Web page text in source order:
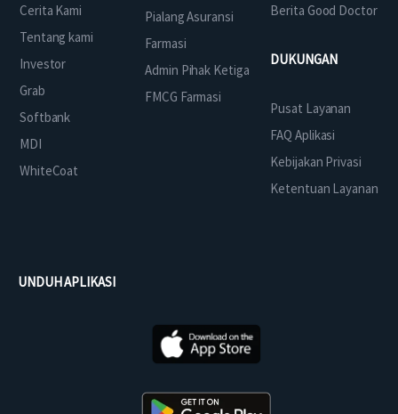
Cerita Kami
Tentang kami
Investor
Grab
Softbank
MDI
WhiteCoat
Pialang Asuransi
Farmasi
Admin Pihak Ketiga
FMCG Farmasi
Berita Good Doctor
DUKUNGAN
Pusat Layanan
FAQ Aplikasi
Kebijakan Privasi
Ketentuan Layanan
UNDUH APLIKASI